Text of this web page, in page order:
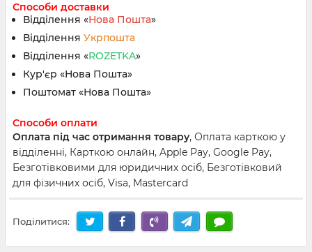
Способи доставки
Відділення «Нова Пошта»
Відділення Укрпошта
Відділення «ROZETKA»
Кур'єр «Нова Пошта»
Поштомат «Нова Пошта»
Способи оплати
Оплата під час отримання товару, Оплата карткою у
відділенні, Карткою онлайн, Apple Pay, Google Pay,
Безготівковими для юридичних осіб, Безготівковий
для фізичних осіб, Visa, Mastercard
Поділитися: